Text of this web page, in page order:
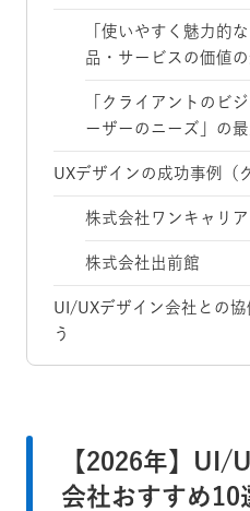
「使いやすく魅力的
品・サービスの価値
「クライアントのビ
ーザーのニーズ」の
UXデザインの成功事例（
株式会社ワンキャリア
株式会社出前館
UI/UXデザイン会社との
う
【2026年】UI/
会社おすすめ10